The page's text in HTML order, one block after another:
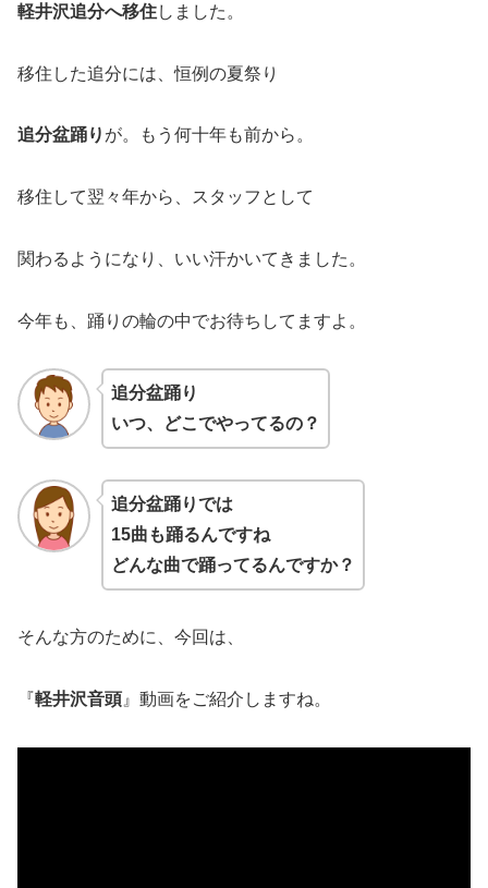
軽井沢追分へ移住しました。
移住した追分には、恒例の夏祭り
追分盆踊り が。もう何十年も前から。
移住して翌々年から、スタッフとして
関わるようになり、いい汗かいてきました。
今年も、踊りの輪の中でお待ちしてますよ。
追分盆踊り
いつ、どこでやってるの？
追分盆踊りでは
15曲も踊るんですね
どんな曲で踊ってるんですか？
そんな方のために、今回は、
『軽井沢音頭 』動画をご紹介しますね。